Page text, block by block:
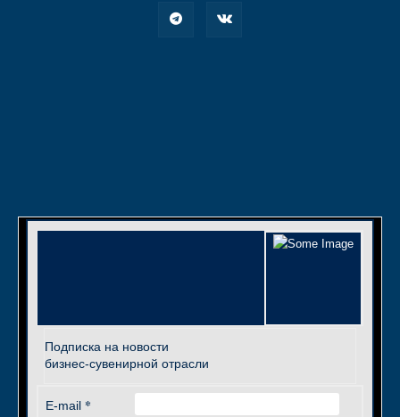
Подписка на новости
бизнес-сувенирной отрасли
E-mail *